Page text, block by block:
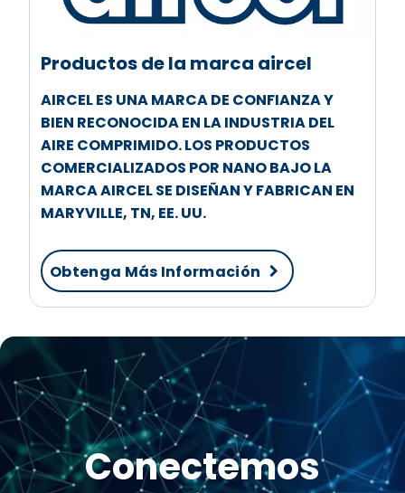
Productos de la marca aircel
AIRCEL ES UNA MARCA DE CONFIANZA Y
BIEN RECONOCIDA EN LA INDUSTRIA DEL
AIRE COMPRIMIDO. LOS PRODUCTOS
COMERCIALIZADOS POR NANO BAJO LA
MARCA AIRCEL SE DISEÑAN Y FABRICAN EN
MARYVILLE, TN, EE. UU.
Obtenga Más Información
Conectemos